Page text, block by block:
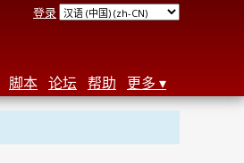
登录
脚本 论坛 帮助 更多